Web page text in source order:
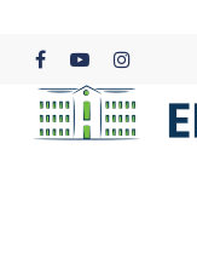
content
facebookyoutubeinstagram